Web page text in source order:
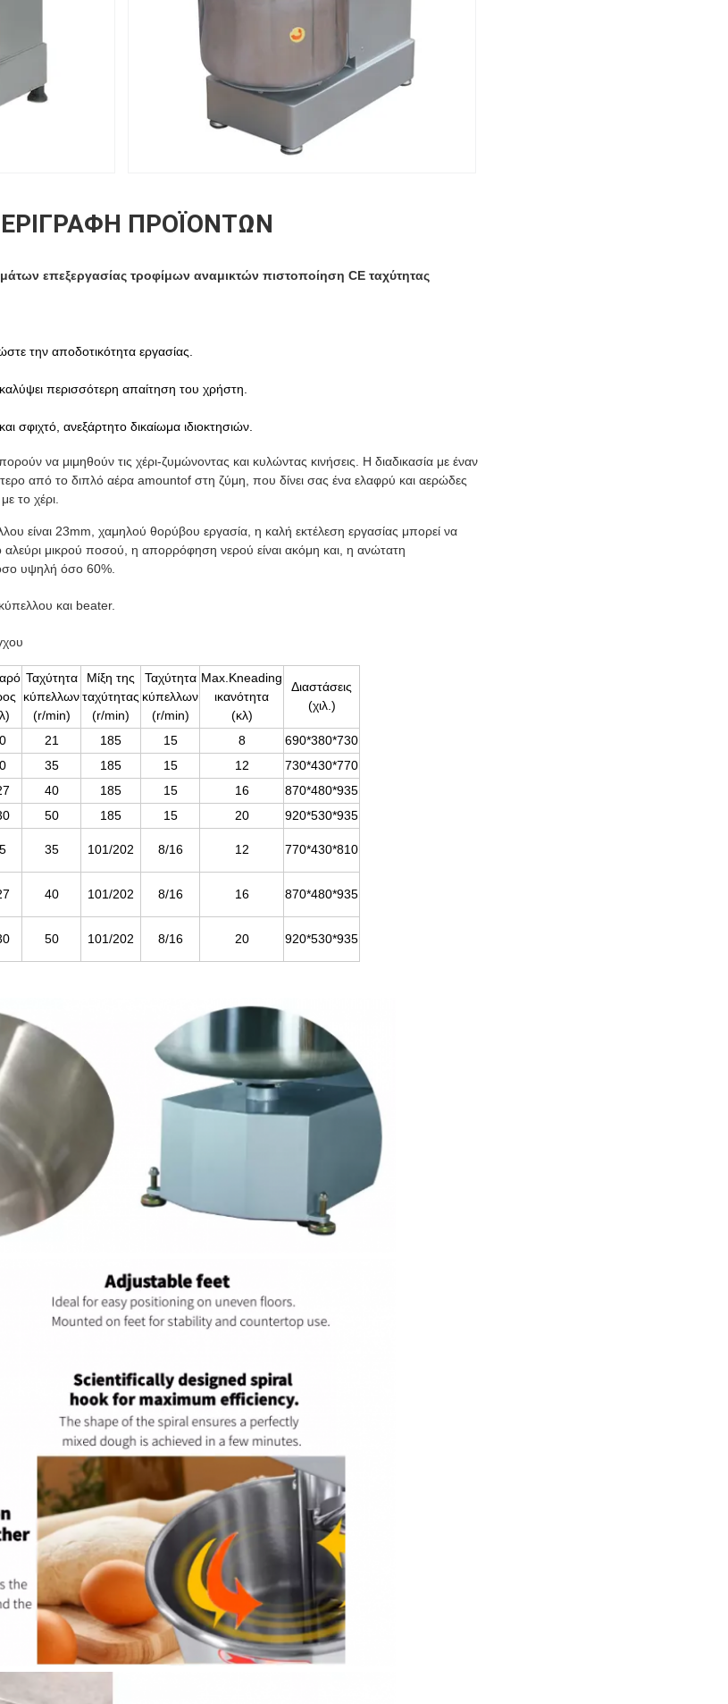
ΠΡΟΪΌΝΤΩΝ
επεξεργασίας τροφίμων αναμικτών πιστοποίηση CE ταχύτητας
την αποδοτικότητα εργασίας.
περισσότερη απαίτηση του χρήστη.
και σφιχτό, ανεξάρτητο δικαίωμα ιδιοκτησιών.
να μιμηθούν τις χέρι-ζυμώνοντας και κυλώντας κινήσεις. Η διαδικασία με έναν
από το διπλό αέρα amountof στη ζύμη, που δίνει σας ένα ελαφρύ και αερώδες
το χέρι.
είναι 23mm, χαμηλού θορύβου εργασία, η καλή εκτέλεση εργασίας μπορεί να
αλεύρι μικρού ποσού, η απορρόφηση νερού είναι ακόμη και, η ανώτατη
υψηλή όσο 60%.
και beater.
Ταχύτητα
κύπελλων
(r/min)
Μίξη της
ταχύτητας
(r/min)
Ταχύτητα
κύπελλων
(r/min)
Max.Kneading
ικανότητα
(κλ)
Διαστάσεις
(χιλ.)
21 185 15 8
690*380*730
35 185 15 12
730*430*770
40 185 15 16
870*480*935
50 185 15 20
920*530*935
35 101/202 8/16 12 770*430*810
40 101/202 8/16 16 870*480*935
50 101/202 8/16 20 920*530*935